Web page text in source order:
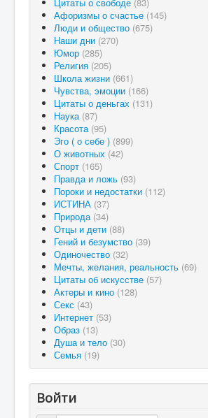
Афоризмы о счастье (145)
Люди и общество (675)
Наши дни (270)
Юмор (285)
Религия (205)
Школа жизни (661)
Чувства, эмоции (166)
Цитаты о деньгах (131)
Наука (87)
Красота (95)
Эго ( о себе ) (899)
О животных (42)
Спорт (165)
Правда и ложь (93)
Пороки и недостатки (112)
ИСТИНА (37)
Природа (34)
Отцы и дети (88)
Гений и безумство (39)
Одиночество (32)
Мечты, желания, реальность (69)
Цитаты об искусстве (57)
Актеры и кино (128)
Секс (43)
Интернет (53)
Образ (13)
Душа и тело (30)
Семья (19)
Войти